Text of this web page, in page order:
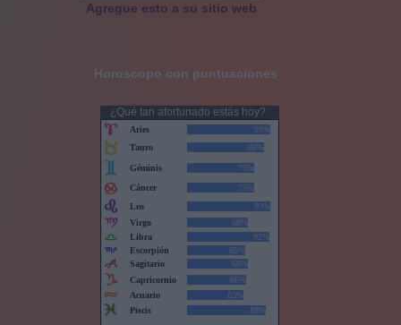
Agregue esto a su sitio web
Horoscopo con puntuaciones
¿Qué tan afortunado estás hoy?: